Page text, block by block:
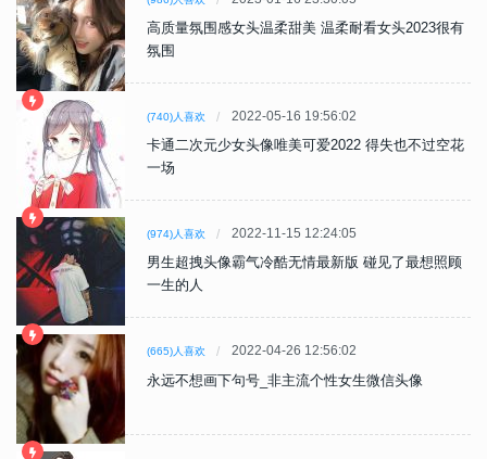
高质量氛围感女头温柔甜美 温柔耐看女头2023很有
氛围
(740)人喜欢 2022-05-16 19:56:02
卡通二次元少女头像唯美可爱2022 得失也不过空花
一场
(974)人喜欢 2022-11-15 12:24:05
男生超拽头像霸气冷酷无情最新版 碰见了最想照顾
一生的人
(665)人喜欢 2022-04-26 12:56:02
永远不想画下句号_非主流个性女生微信头像